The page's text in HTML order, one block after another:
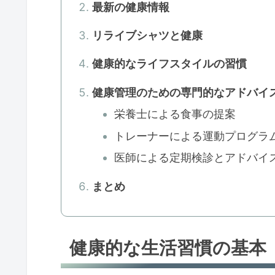
最新の健康情報
リライブシャツと健康
健康的なライフスタイルの習慣
健康管理のための専門的なアドバイ
栄養士による食事の提案
トレーナーによる運動プログラ
医師による定期検診とアドバイ
まとめ
健康的な生活習慣の基本